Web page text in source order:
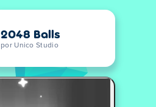
2048 Balls
por Unico Studio